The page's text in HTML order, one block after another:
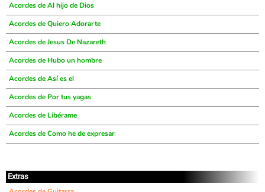
Acordes de Al hijo de Dios
Acordes de Quiero Adorarte
Acordes de Jesus De Nazareth
Acordes de Hubo un hombre
Acordes de Así es el
Acordes de Por tus yagas
Acordes de Libérame
Acordes de Como he de expresar
Extras